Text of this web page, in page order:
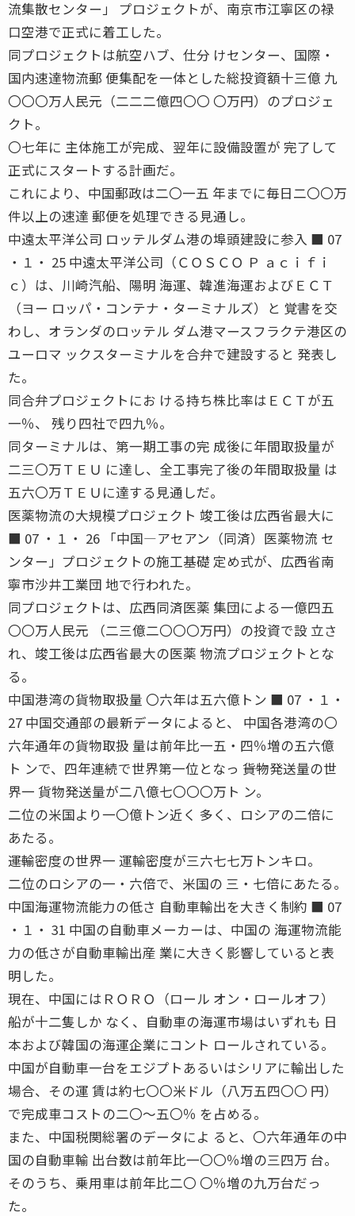
流集散センター」 プロジェクトが、南京市江寧区の禄
口空港で正式に着工した。
同プロジェクトは航空ハブ、仕分 けセンター、国際・
国内速達物流郵 便集配を一体とした総投資額十三億 九
〇〇〇万人民元（二二二億四〇〇 〇万円）のプロジェ
クト。
〇七年に 主体施工が完成、翌年に設備設置が 完了して
正式にスタートする計画だ。
これにより、中国郵政は二〇一五 年までに毎日二〇〇万
件以上の速達 郵便を処理できる見通し。
中遠太平洋公司 ロッテルダム港の埠頭建設に参入 ■ 07
・１・ 25 中遠太平洋公司（ＣＯＳＣＯ Ｐ ａｃｉｆｉ
ｃ）は、川崎汽船、陽明 海運、韓進海運およびＥＣＴ
（ヨー ロッパ・コンテナ・ターミナルズ）と 覚書を交
わし、オランダのロッテル ダム港マースフラクテ港区の
ユーロマ ックスターミナルを合弁で建設すると 発表し
た。
同合弁プロジェクトにお ける持ち株比率はＥＣＴが五
一％、 残り四社で四九％。
同ターミナルは、第一期工事の完 成後に年間取扱量が
二三〇万ＴＥＵ に達し、全工事完了後の年間取扱量 は
五六〇万ＴＥＵに達する見通しだ。
医薬物流の大規模プロジェクト 竣工後は広西省最大に
■ 07 ・１・ 26 「中国―アセアン（同済）医薬物流 セ
ンター」プロジェクトの施工基礎 定め式が、広西省南
寧市沙井工業団 地で行われた。
同プロジェクトは、広西同済医薬 集団による一億四五
〇〇万人民元 （二三億二〇〇〇万円）の投資で設 立さ
れ、竣工後は広西省最大の医薬 物流プロジェクトとな
る。
中国港湾の貨物取扱量 〇六年は五六億トン ■ 07 ・１・
27 中国交通部の最新データによると、 中国各港湾の〇
六年通年の貨物取扱 量は前年比一五・四％増の五六億
ト ンで、四年連続で世界第一位となっ ――貨物発送量の世
界一 貨物発送量が二八億七〇〇〇万ト ン。
二位の米国より一〇億トン近く 多く、ロシアの二倍に
あたる。
――運輸密度の世界一 運輸密度が三六七七万トンキロ。
二位のロシアの一・六倍で、米国の 三・七倍にあたる。
中国海運物流能力の低さ 自動車輸出を大きく制約 ■ 07
・１・ 31 中国の自動車メーカーは、中国の 海運物流能
力の低さが自動車輸出産 業に大きく影響していると表
明した。
現在、中国にはＲＯＲＯ（ロール オン・ロールオフ）
船が十二隻しか なく、自動車の海運市場はいずれも 日
本および韓国の海運企業にコント ロールされている。
中国が自動車一台をエジプトあるいはシリアに輸出した
場合、その運 賃は約七〇〇米ドル（八万五四〇〇 円）
で完成車コストの二〇〜五〇％ を占める。
また、中国税関総署のデータによ ると、〇六年通年の中
国の自動車輸 出台数は前年比一〇〇％増の三四万 台。
そのうち、乗用車は前年比二〇 〇％増の九万台だっ
た。